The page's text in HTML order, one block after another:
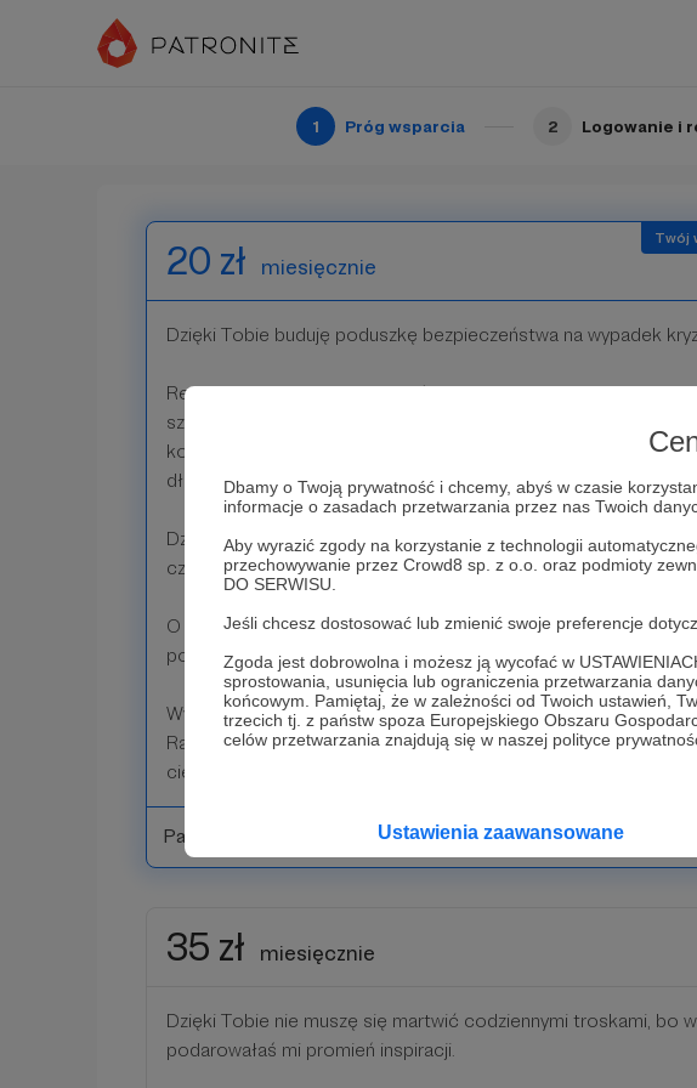
Dbamy o Twoją prywatność i chcemy, abyś w czasie
informacje o zasadach przetwarzania przez nas Twoich
Aby wyrazić zgody na korzystanie z technologii
przechowywanie przez Crowd8 sp. z o.o. oraz podmioty
DO SERWISU.
Jeśli chcesz dostosować lub zmienić swoje preferencje
Zgoda jest dobrowolna i możesz ją wycofać w
sprostowania, usunięcia lub ograniczenia przetwarzania
końcowym. Pamiętaj, że w zależności od Twoich ustawień,
trzecich tj. z państw spoza Europejskiego Obszaru
celów przetwarzania znajdują się w naszej polityce
Ustawienia zaawansowane
1 Próg wsparcia 2 Logowanie i
Raz w miesiącu otrzymasz ode mnie newsletter z przeglądem
20 zł miesięcznie
Dzięki Tobie buduję poduszkę bezpieczeństwa na wypadek
Rembrandt nie miał tyle szczęścia. W drugiej połowie życia,
szczytowej formy artystycznej, musiał sprzedać swoją ukochaną
kolekcję, jak i dom w którym ją przechowywał, by spłacić
długi.
Dzięki Tobie mogę z nadzieją spojrzeć w przyszłość, by skupić
czytaniu i oglądaniu. Bez obaw, że tracę grunt pod nogami.
O moich znaleziskach opowiem Ci w najnowszym odcinku
podcastu "Otulina o sztuce".
Wymienię Cię jako nowego patrona.
Raz w miesiącu otrzymasz ode mnie newsletter z przeglądem
ciekawych wydarzeń kulturalnych.
Patroni: 21
35 zł miesięcznie
Dzięki Tobie nie muszę się martwić codziennymi troskami, bo
podarowałaś mi promień inspiracji.